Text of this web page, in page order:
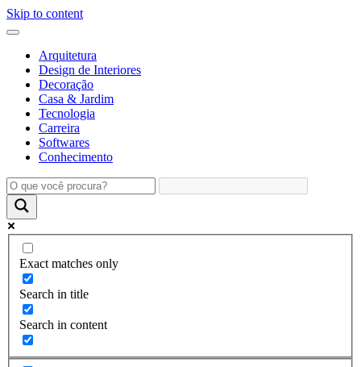
Skip to content
Arquitetura
Design de Interiores
Decoração
Casa & Jardim
Tecnologia
Carreira
Softwares
Conhecimento
Exact matches only
Search in title
Search in content